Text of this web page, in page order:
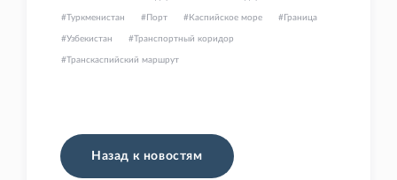
Туркменистан Порт Каспийское море Граница
Узбекистан Транспортный коридор
Транскаспийский маршрут
Назад к новостям